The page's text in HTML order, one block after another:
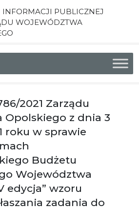
INFORMACJI PUBLICZNEJ
WOJEWÓDZTWA
2021 Zarządu
Opolskiego z dnia 3
roku w sprawie
Budżetu
Województwa
edycja” wzoru
zadania do